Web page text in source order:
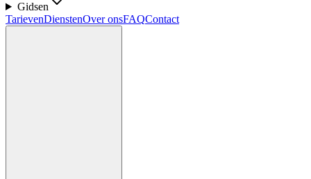
Gidsen
TarievenDienstenOver onsFAQContact